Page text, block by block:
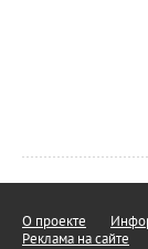
О проекте
Реклама на сайте